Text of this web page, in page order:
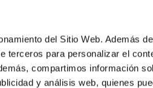
del Sitio Web. Además de
terceros para personalizar el
compartimos información
y análisis web, quienes